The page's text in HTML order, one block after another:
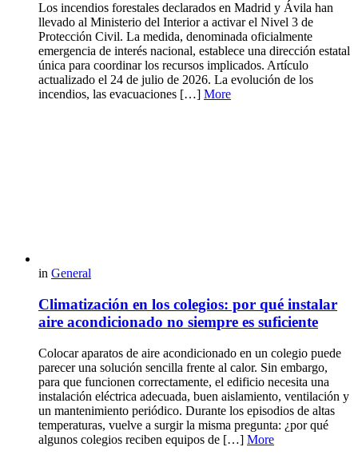
Los incendios forestales declarados en Madrid y Ávila han
llevado al Ministerio del Interior a activar el Nivel 3 de
Protección Civil. La medida, denominada oficialmente
emergencia de interés nacional, establece una dirección estatal
única para coordinar los recursos implicados. Artículo
actualizado el 24 de julio de 2026. La evolución de los
incendios, las evacuaciones […] More
in General
Climatización en los colegios: por qué instalar
aire acondicionado no siempre es suficiente
Colocar aparatos de aire acondicionado en un colegio puede
parecer una solución sencilla frente al calor. Sin embargo,
para que funcionen correctamente, el edificio necesita una
instalación eléctrica adecuada, buen aislamiento, ventilación y
un mantenimiento periódico. Durante los episodios de altas
temperaturas, vuelve a surgir la misma pregunta: ¿por qué
algunos colegios reciben equipos de […] More